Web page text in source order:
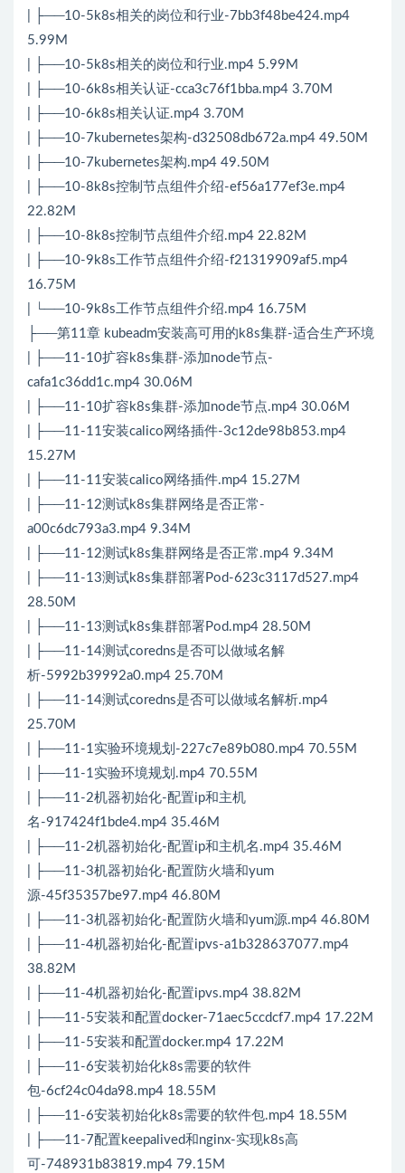
| ├──10-5k8s相关的岗位和行业-7bb3f48be424.mp4
5.99M
| ├──10-5k8s相关的岗位和行业.mp4 5.99M
| ├──10-6k8s相关认证-cca3c76f1bba.mp4 3.70M
| ├──10-6k8s相关认证.mp4 3.70M
| ├──10-7kubernetes架构-d32508db672a.mp4 49.50M
| ├──10-7kubernetes架构.mp4 49.50M
| ├──10-8k8s控制节点组件介绍-ef56a177ef3e.mp4
22.82M
| ├──10-8k8s控制节点组件介绍.mp4 22.82M
| ├──10-9k8s工作节点组件介绍-f21319909af5.mp4
16.75M
| └──10-9k8s工作节点组件介绍.mp4 16.75M
├──第11章 kubeadm安装高可用的k8s集群-适合生产环境
| ├──11-10扩容k8s集群-添加node节点-
cafa1c36dd1c.mp4 30.06M
| ├──11-10扩容k8s集群-添加node节点.mp4 30.06M
| ├──11-11安装calico网络插件-3c12de98b853.mp4
15.27M
| ├──11-11安装calico网络插件.mp4 15.27M
| ├──11-12测试k8s集群网络是否正常-
a00c6dc793a3.mp4 9.34M
| ├──11-12测试k8s集群网络是否正常.mp4 9.34M
| ├──11-13测试k8s集群部署Pod-623c3117d527.mp4
28.50M
| ├──11-13测试k8s集群部署Pod.mp4 28.50M
| ├──11-14测试coredns是否可以做域名解
析-5992b39992a0.mp4 25.70M
| ├──11-14测试coredns是否可以做域名解析.mp4
25.70M
| ├──11-1实验环境规划-227c7e89b080.mp4 70.55M
| ├──11-1实验环境规划.mp4 70.55M
| ├──11-2机器初始化-配置ip和主机
名-917424f1bde4.mp4 35.46M
| ├──11-2机器初始化-配置ip和主机名.mp4 35.46M
| ├──11-3机器初始化-配置防火墙和yum
源-45f35357be97.mp4 46.80M
| ├──11-3机器初始化-配置防火墙和yum源.mp4 46.80M
| ├──11-4机器初始化-配置ipvs-a1b328637077.mp4
38.82M
| ├──11-4机器初始化-配置ipvs.mp4 38.82M
| ├──11-5安装和配置docker-71aec5ccdcf7.mp4 17.22M
| ├──11-5安装和配置docker.mp4 17.22M
| ├──11-6安装初始化k8s需要的软件
包-6cf24c04da98.mp4 18.55M
| ├──11-6安装初始化k8s需要的软件包.mp4 18.55M
| ├──11-7配置keepalived和nginx-实现k8s高
可-748931b83819.mp4 79.15M